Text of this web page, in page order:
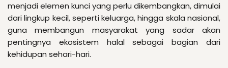
menjadi elemen kunci yang perlu dikembangkan, dimulai
dari lingkup kecil, seperti keluarga, hingga skala nasional,
guna membangun masyarakat yang sadar akan
pentingnya ekosistem halal sebagai bagian dari
kehidupan sehari-hari.